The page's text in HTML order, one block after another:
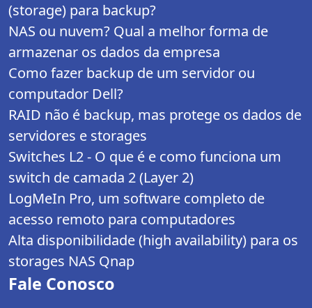
(storage) para backup?
NAS ou nuvem? Qual a melhor forma de
armazenar os dados da empresa
Como fazer backup de um servidor ou
computador Dell?
RAID não é backup, mas protege os dados de
servidores e storages
Switches L2 - O que é e como funciona um
switch de camada 2 (Layer 2)
LogMeIn Pro, um software completo de
acesso remoto para computadores
Alta disponibilidade (high availability) para os
storages NAS Qnap
Fale Conosco